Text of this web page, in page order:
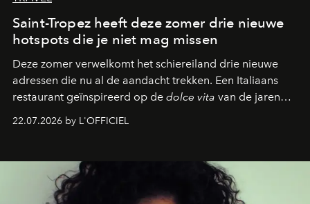
Saint-Tropez heeft deze zomer drie nieuwe
hotspots die je niet mag missen
Deze zomer verwelkomt het schiereiland drie nieuwe
adressen die nu al de aandacht trekken. Een Italiaans
restaurant geïnspireerd op de dolce vita van de jaren
zestig, een Japanse hotspot die na zonsondergang
verandert in een bruisende ontmoetingsplek en de
neerstrijkt in Saint-Tropez. Dit zijn de nieuwe adressen
die deze zomer de toon zetten, van lange lunches tot
zwoele nachten.
22.07.2026 by L'OFFICIEL